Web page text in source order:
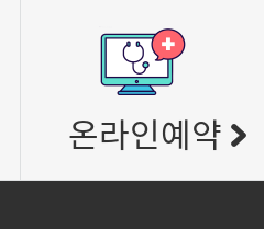
온라인예약